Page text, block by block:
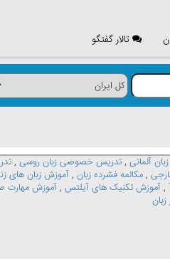
تالار گفتگو
آلمانی , تدریس خصوصی زبان روسی ,
, مکالمه فشرده زبان ,آموزش زبان های
, آموزش تکنیک های آیلتس ,آموزش مهارت
زبان